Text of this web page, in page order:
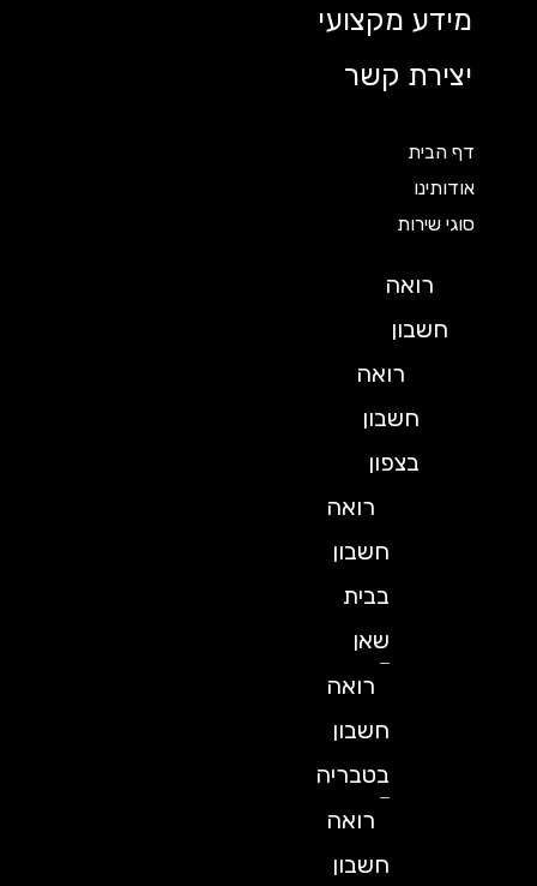
מידע מקצועי
יצירת קשר
דף הבית
אודותינו
סוגי שירות
רואה
חשבון
רואה
חשבון
בצפון
רואה
חשבון
בבית
רואה
חשבון
בטבריה
רואה
חשבון